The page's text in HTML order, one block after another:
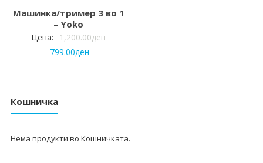
Машинка/тример 3 во 1
– Yoko
Цена: 1,200.00ден
799.00ден
Кошничка
Нема продукти во Кошничката.